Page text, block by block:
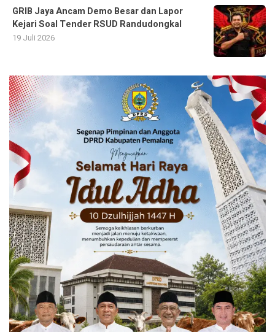
GRIB Jaya Ancam Demo Besar dan Lapor
Kejari Soal Tender RSUD Randudongkal
19 Juli 2026